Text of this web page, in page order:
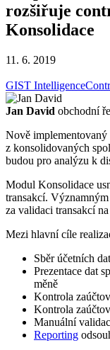
rozšiřuje
Konsolidace
11. 6. 2019
GIST Intelligence
Jan David obchodní
Nově
z konsolidovaných
budou pro analýzu k
Modul Konsolidace
transakcí.
za validaci transakcí
Mezi hlavní cíle
Sběr účetních
Prezentace dat
měně
Kontrola
Kontrola
Manuální
Reporting